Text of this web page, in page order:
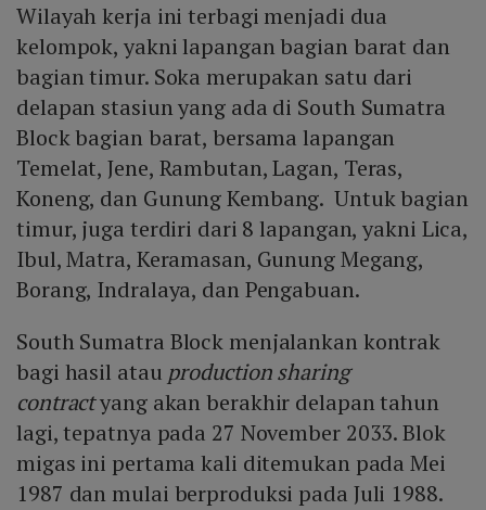
Wilayah kerja ini terbagi menjadi dua
kelompok, yakni lapangan bagian barat dan
bagian timur. Soka merupakan satu dari
delapan stasiun yang ada di South Sumatra
Block bagian barat, bersama lapangan
Temelat, Jene, Rambutan, Lagan, Teras,
Koneng, dan Gunung Kembang. Untuk bagian
timur, juga terdiri dari 8 lapangan, yakni Lica,
Ibul, Matra, Keramasan, Gunung Megang,
Borang, Indralaya, dan Pengabuan.
South Sumatra Block menjalankan kontrak
bagi hasil atau production sharing
contractyang akan berakhir delapan tahun
lagi, tepatnya pada 27 November 2033. Blok
migas ini pertama kali ditemukan pada Mei
1987 dan mulai berproduksi pada Juli 1988.